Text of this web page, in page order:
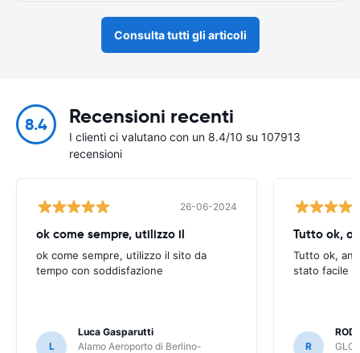
Consulta tutti gli articoli
8.4 Recensioni recenti
I clienti ci valutano con un 8.4/10 su 107913
recensioni
26-06-2024
ok come sempre, utilizzo il
ok come sempre, utilizzo il sito da
tempo con soddisfazione
L
Luca Gasparutti
Alamo Aeroporto di Berlino-
Tutto ok,
Tutto ok,
stato facile
R